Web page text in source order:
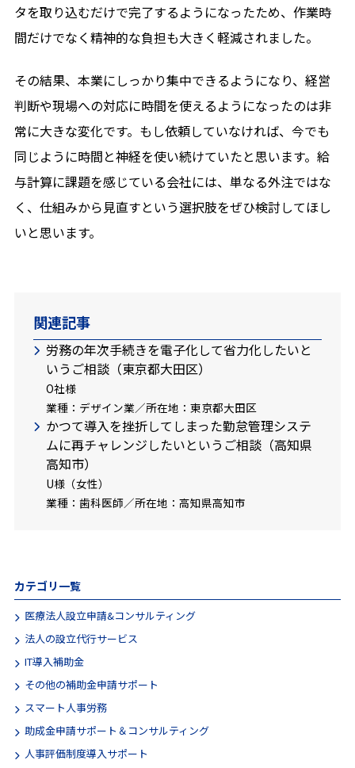
タを取り込むだけで完了するようになったため、作業時
間だけでなく精神的な負担も大きく軽減されました。
その結果、本業にしっかり集中できるようになり、経営
判断や現場への対応に時間を使えるようになったのは非
常に大きな変化です。もし依頼していなければ、今でも
同じように時間と神経を使い続けていたと思います。給
与計算に課題を感じている会社には、単なる外注ではな
く、仕組みから見直すという選択肢をぜひ検討してほし
いと思います。
関連記事
労務の年次手続きを電子化して省力化したいと
いうご相談（東京都大田区）
O社様
業種：デザイン業／所在地：東京都大田区
かつて導入を挫折してしまった勤怠管理システ
ムに再チャレンジしたいというご相談（高知県
高知市）
U様（女性）
業種：歯科医師／所在地：高知県高知市
カテゴリ一覧
医療法人設立申請&コンサルティング
法人の設立代行サービス
IT導入補助金
その他の補助金申請サポート
スマート人事労務
助成金申請サポート＆コンサルティング
人事評価制度導入サポート